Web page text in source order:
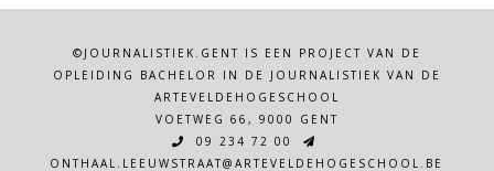
©JOURNALISTIEK.GENT IS EEN PROJECT VAN DE
OPLEIDING BACHELOR IN DE JOURNALISTIEK VAN DE
ARTEVELDEHOGESCHOOL
VOETWEG 66, 9000 GENT
09 234 72 00
ONTHAAL.LEEUWSTRAAT@ARTEVELDEHOGESCHOOL.BE